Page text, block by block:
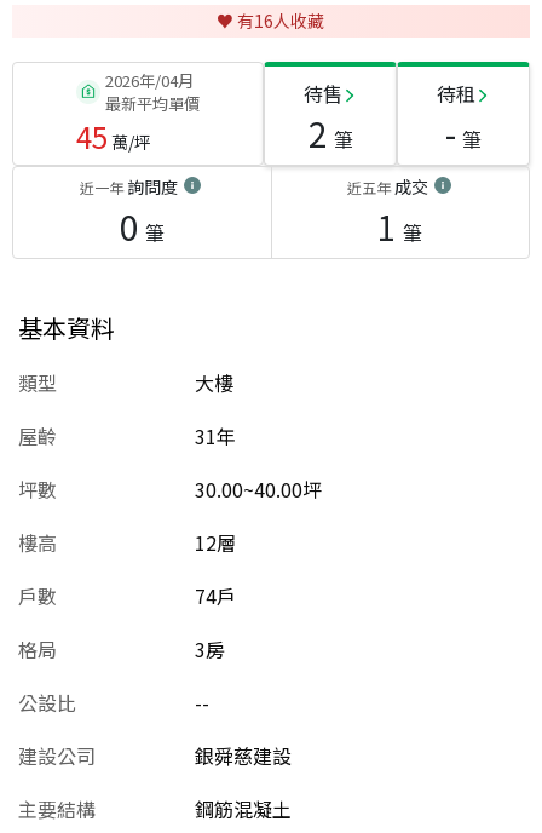
♥️ 有16人收藏
2026年/04月
最新平均單價
45 萬/坪
待售
2 筆
待租
- 筆
近一年詢問度
0 筆
近五年成交
1 筆
基本資料
類型
大樓
屋齡
31年
坪數
30.00~40.00坪
樓高
12層
戶數
74戶
格局
3房
公設比
--
建設公司
銀舜慈建設
主要結構
鋼筋混凝土